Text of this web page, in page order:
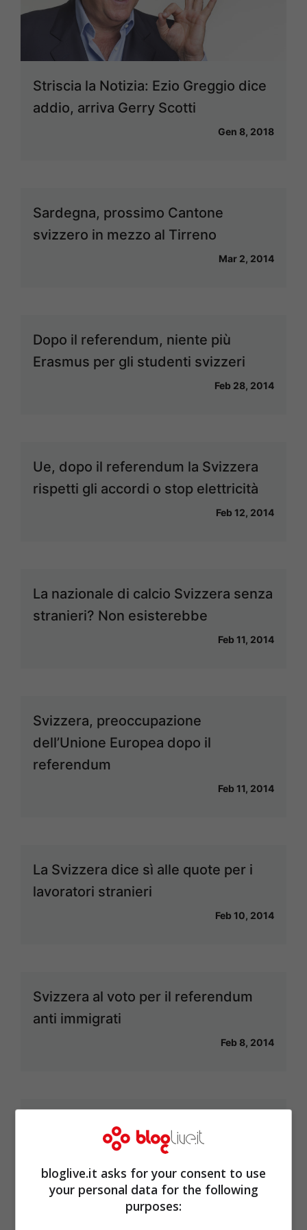
Striscia la Notizia: Ezio Greggio dice
addio, arriva Gerry Scotti
Gen 8, 2018
Sardegna, prossimo Cantone
svizzero in mezzo al Tirreno
Mar 2, 2014
Dopo il referendum, niente più
Erasmus per gli studenti svizzeri
Feb 28, 2014
Ue, dopo il referendum la Svizzera
rispetti gli accordi o stop elettricità
Feb 12, 2014
La nazionale di calcio Svizzera senza
stranieri? Non esisterebbe
Feb 11, 2014
Svizzera, preoccupazione
dell’Unione Europea dopo il
referendum
Feb 11, 2014
La Svizzera dice sì alle quote per i
lavoratori stranieri
Feb 10, 2014
Svizzera al voto per il referendum
anti immigrati
Feb 8, 2014
Tragedia in Spagna: muore il giovane
ciclista svizzero Felix Baur
Dic 22, 2013
bloglive.it asks for your consent to use
your personal data for the following
purposes: